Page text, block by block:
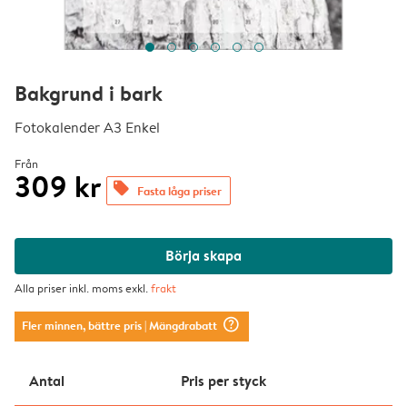
Bakgrund i bark
Fotokalender A3 Enkel
Från
309 kr offers Fasta låga priser
Börja skapa
Alla priser inkl. moms exkl.frakt
Fler minnen, bättre pris| Mängdrabatt question_mark_circle
Antal Pris per styck